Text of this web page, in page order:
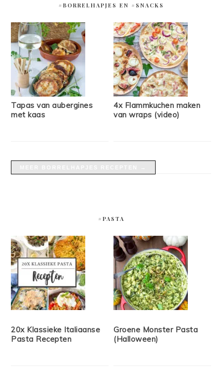
#BORRELHAPJES EN #SNACKS
Tapas van aubergines
met kaas
4x Flammkuchen maken
van wraps (video)
#PASTA
20x Klassieke Italiaanse
Pasta Recepten
Groene Monster Pasta
(Halloween)